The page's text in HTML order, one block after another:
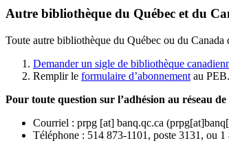
Autre bibliothèque du Québec et du
Toute autre bibliothèque du Québec ou du Canada
Demander un sigle de bibliothèque
Remplir le formulaire d’abonnement au PEB.
Pour toute question sur l’adhésion au réseau
Courriel : prpg [at] banq.qc.ca (
Téléphone : 514 873-1101, poste 3131, ou